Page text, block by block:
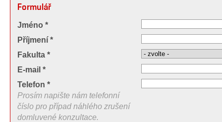
Formulář
Jméno *
Příjmení *
Fakulta *
E-mail *
Telefon *
Prosím napište nám telefonní
číslo pro případ náhlého zrušení
domluvené konzultace.